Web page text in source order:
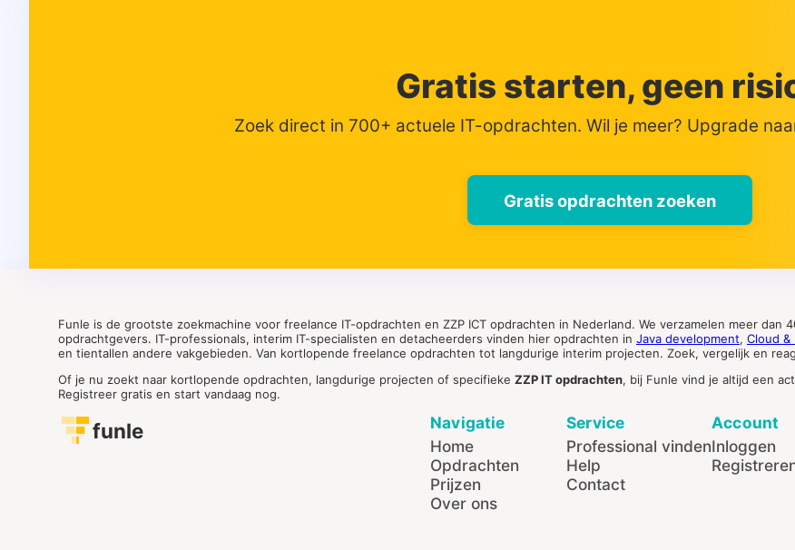
Gratis starten, geen
Zoek direct in 700+ actuele IT-opdrachten. Wil je meer? Upgrade
Gratis opdrachten zoeken
Funle is de grootste zoekmachine voor freelance IT-opdrachten en ZZP ICT opdrachten in Nederland. We verzamelen meer
opdrachtgevers. IT-professionals, interim IT-specialisten en detacheerders vinden hier opdrachten in Java development, Cloud &
en tientallen andere vakgebieden. Van kortlopende freelance opdrachten tot langdurige interim projecten. Zoek, vergelijk en
Of je nu zoekt naar kortlopende opdrachten, langdurige projecten of specifieke ZZP IT opdrachten, bij Funle vind je altijd een
Registreer gratis en start vandaag nog.
funle
Navigatie
Home
Opdrachten
Prijzen
Over ons
Service
Professional vinden
Help
Contact
Account
Inloggen